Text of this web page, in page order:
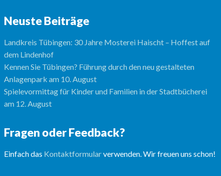
Neuste Beiträge
Landkreis Tübingen: 30 Jahre Mosterei Haischt – Hoffest auf
dem Lindenhof
Kennen Sie Tübingen? Führung durch den neu gestalteten
Anlagenpark am 10. August
Spielevormittag für Kinder und Familien in der Stadtbücherei
am 12. August
Fragen oder Feedback?
Einfach das Kontaktformularverwenden. Wir freuen uns schon!